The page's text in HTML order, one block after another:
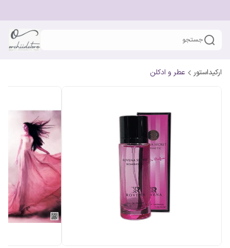
جستجو
ارکیداستور عطر و ادکلن